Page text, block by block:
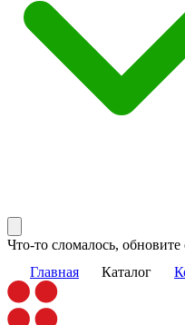
Что-то сломалось, обновите
Главная Каталог